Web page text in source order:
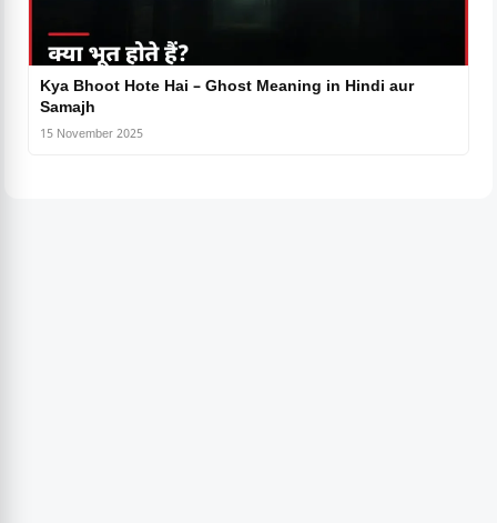
Kya Bhoot Hote Hai – Ghost Meaning in Hindi aur
Samajh
15 November 2025